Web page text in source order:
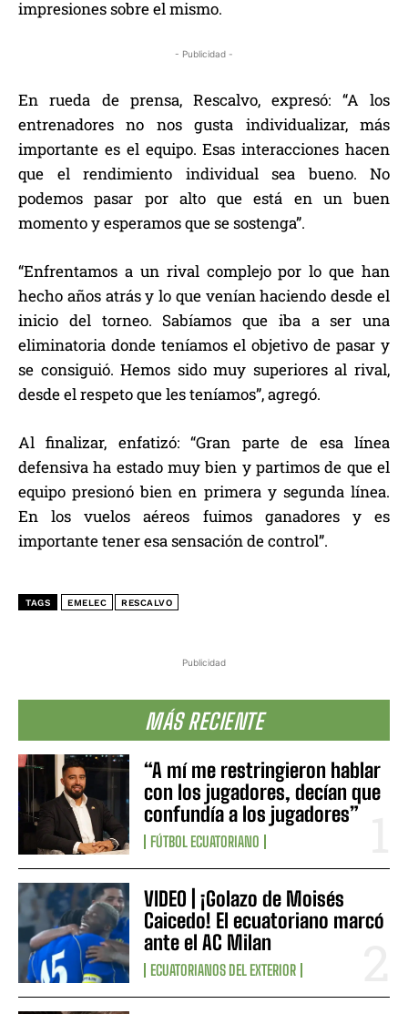
Publicidad
MÁS RECIENTE
“A mí me restringieron hablar
con los jugadores, decían que
confundía a los jugadores”
FÚTBOL ECUATORIANO
VIDEO | ¡Golazo de Moisés
Caicedo! El ecuatoriano marcó
ante el AC Milan
ECUATORIANOS DEL EXTERIOR
impresiones sobre el mismo.
- Publicidad -
En rueda de prensa, Rescalvo, expresó: “A los
entrenadores no nos gusta individualizar, más
importante es el equipo. Esas interacciones hacen
que el rendimiento individual sea bueno. No
podemos pasar por alto que está en un buen
momento y esperamos que se sostenga”.
“Enfrentamos a un rival complejo por lo que han
hecho años atrás y lo que venían haciendo desde el
inicio del torneo. Sabíamos que iba a ser una
eliminatoria donde teníamos el objetivo de pasar y
se consiguió. Hemos sido muy superiores al rival,
desde el respeto que les teníamos”, agregó.
Al finalizar, enfatizó: “Gran parte de esa línea
defensiva ha estado muy bien y partimos de que el
equipo presionó bien en primera y segunda línea.
En los vuelos aéreos fuimos ganadores y es
importante tener esa sensación de control”.
TAGS EMELEC RESCALVO